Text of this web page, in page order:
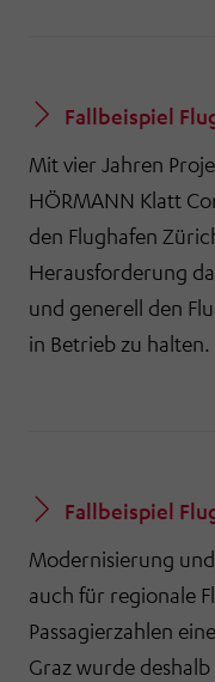
Fallbeispiel
Mit vier Jahren
HÖRMANN Klatt
den Flughafen
Herausforderung
und generell den
in Betrieb zu halten.
Fallbeispiel
Modernisierung
auch für regionale
Passagierzahlen
Graz wurde